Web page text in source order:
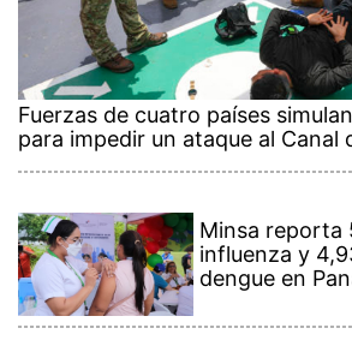
Fuerzas de cuatro países
para impedir un ataque al Canal
Minsa reporta
influenza y
dengue en